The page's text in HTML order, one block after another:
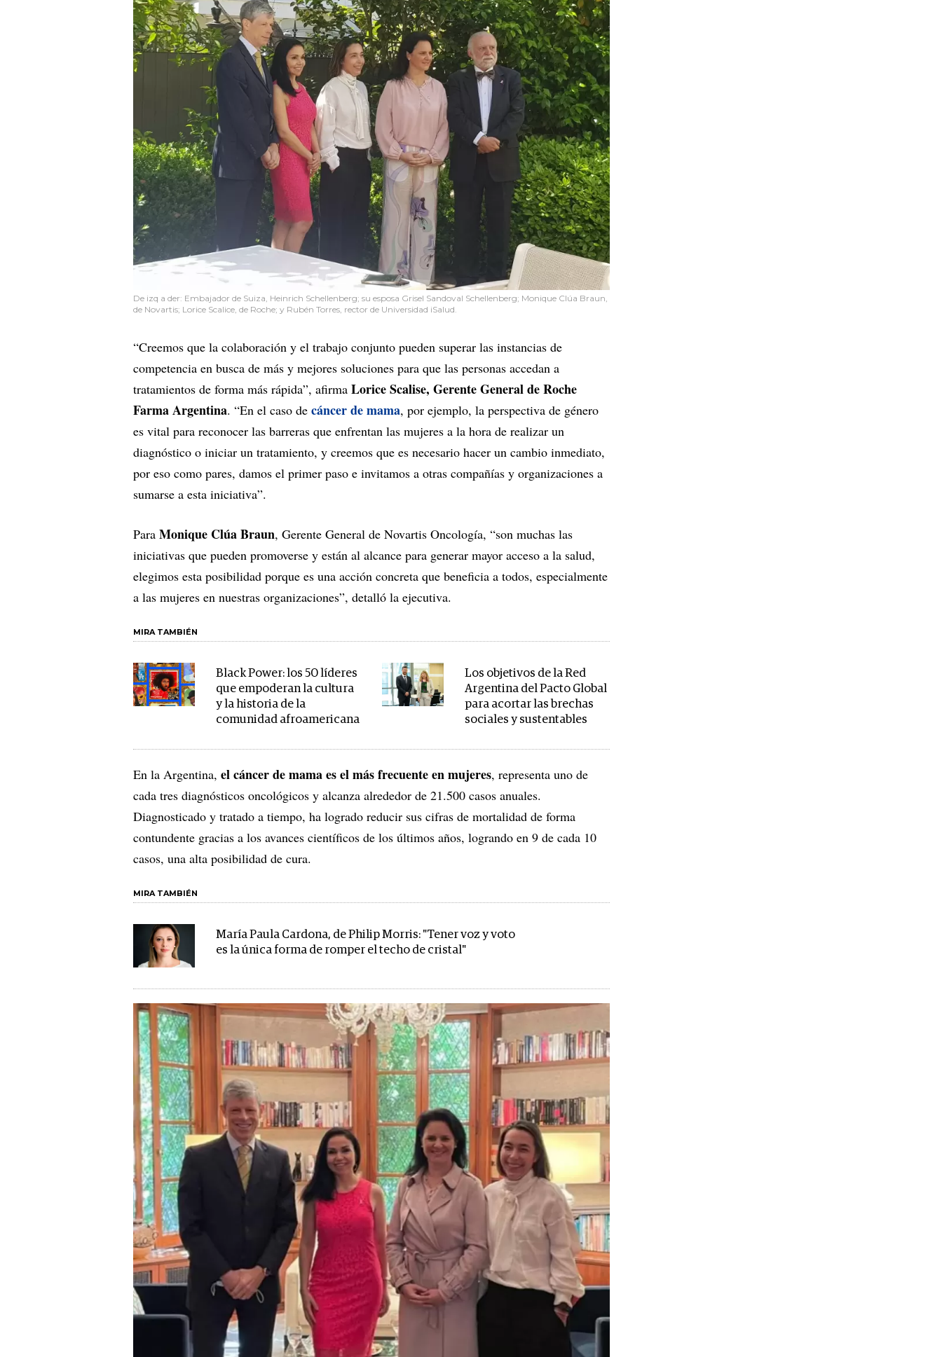
De izq a der: Embajador de Suiza, Heinrich Schellenberg; su esposa Grisel Sandoval Schellenberg; Monique Clúa Braun,
de Novartis; Lorice Scalice, de Roche; y Rubén Torres, rector de Universidad iSalud.
“Creemos que la colaboración y el trabajo conjunto pueden superar las instancias de
competencia en busca de más y mejores soluciones para que las personas accedan a
tratamientos de forma más rápida”, afirma Lorice Scalise, Gerente General de Roche
Farma Argentina. “En el caso de cáncer de mama, por ejemplo, la perspectiva de género
es vital para reconocer las barreras que enfrentan las mujeres a la hora de realizar un
diagnóstico o iniciar un tratamiento, y creemos que es necesario hacer un cambio inmediato,
por eso como pares, damos el primer paso e invitamos a otras compañías y organizaciones a
sumarse a esta iniciativa”.
Para Monique Clúa Braun, Gerente General de Novartis Oncología, “son muchas las
iniciativas que pueden promoverse y están al alcance para generar mayor acceso a la salud,
elegimos esta posibilidad porque es una acción concreta que beneficia a todos, especialmente
a las mujeres en nuestras organizaciones”, detalló la ejecutiva.
MIRA TAMBIÉN
Black Power: los 50 líderes
que empoderan la cultura
y la historia de la
comunidad afroamericana
Los objetivos de la Red
Argentina del Pacto Global
para acortar las brechas
sociales y sustentables
En la Argentina, el cáncer de mama es el más frecuente en mujeres, representa uno de
cada tres diagnósticos oncológicos y alcanza alrededor de 21.500 casos anuales.
Diagnosticado y tratado a tiempo, ha logrado reducir sus cifras de mortalidad de forma
contundente gracias a los avances científicos de los últimos años, logrando en 9 de cada 10
casos, una alta posibilidad de cura.
MIRA TAMBIÉN
María Paula Cardona, de Philip Morris: "Tener voz y voto
es la única forma de romper el techo de cristal"